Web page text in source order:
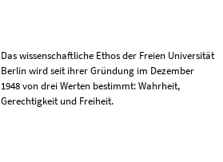
Das wissenschaftliche Ethos der Freien Universität
Berlin wird seit ihrer Gründung im Dezember
1948 von drei Werten bestimmt: Wahrheit,
Gerechtigkeit und Freiheit.